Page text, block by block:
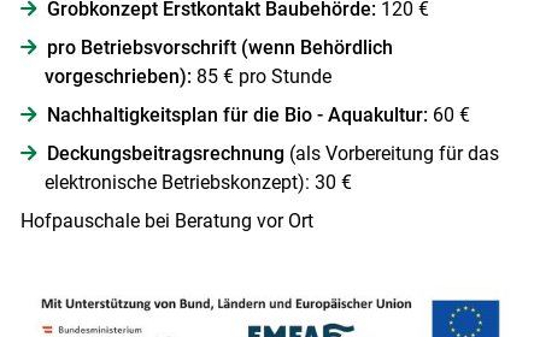
Grobkonzept Erstkontakt Baubehörde: 120 €
pro Betriebsvorschrift (wenn Behördlich
vorgeschrieben):85 € pro Stunde
Nachhaltigkeitsplan für die Bio - Aquakultur:60 €
Deckungsbeitragsrechnung(als Vorbereitung für das
elektronische Betriebskonzept): 30 €
Hofpauschale bei Beratung vor Ort